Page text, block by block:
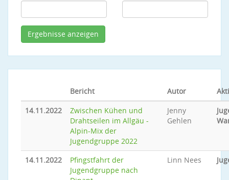
Bericht Autor
14.11.2022
Zwischen Kühen und
Drahtseilen im Allgäu -
Alpin-Mix der
Jugendgruppe 2022
Jenny
Gehlen
14.11.2022
Pfingstfahrt der
Jugendgruppe nach
Linn Nees